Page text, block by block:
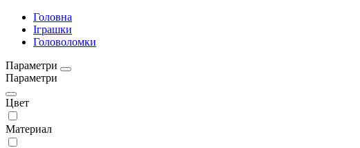
Головна
Іграшки
Головоломки
Параметри
Параметри
Цвет
Материал